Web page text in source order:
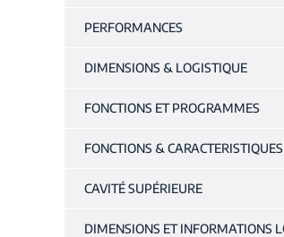
PERFORMANCES
DIMENSIONS & LOGISTIQUE
FONCTIONS ET PROGRAMMES
FONCTIONS & CARACTERISTIQUES
CAVITÉ SUPÉRIEURE
DIMENSIONS ET INFORMATIONS